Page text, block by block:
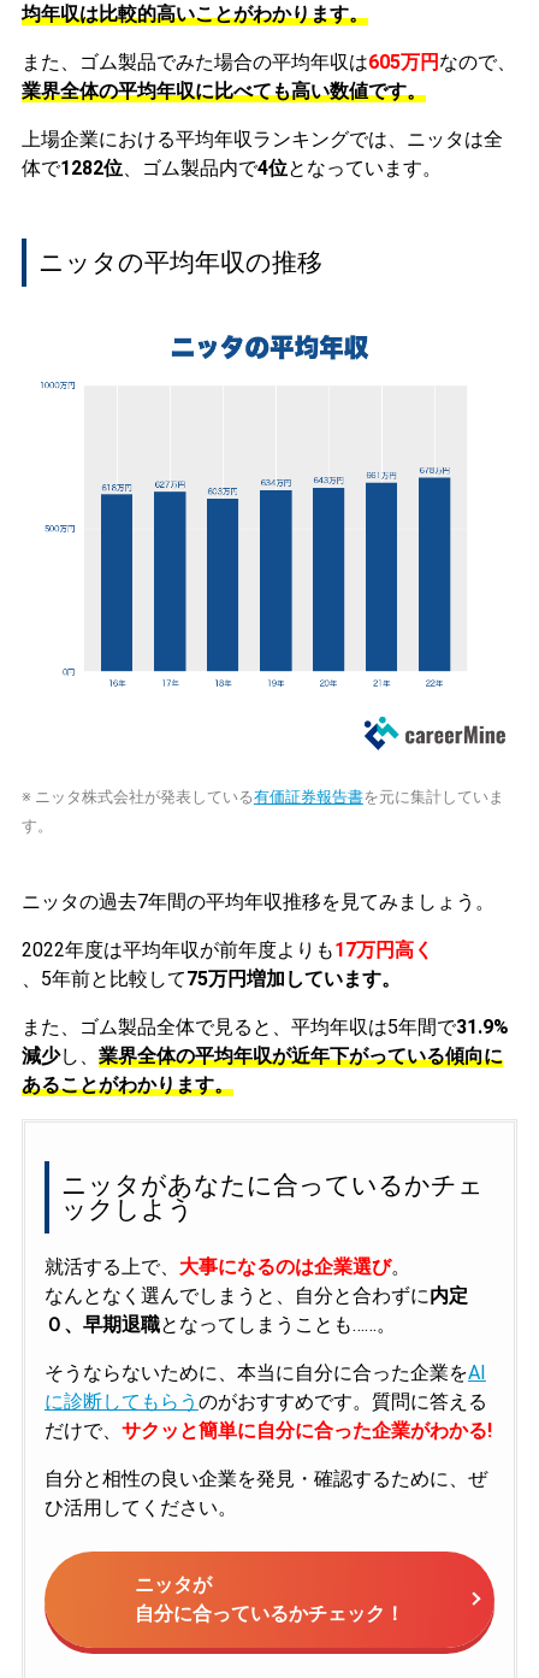
均年収は比較的高いことがわかります。
また、ゴム製品でみた場合の平均年収は605万円 なので、
業界全体の平均年収に比べても高い数値です。
上場企業における平均年収ランキングでは、ニッタは全
体で1282位、ゴム製品内で4位となっています。
ニッタの平均年収の推移
※ ニッタ株式会社が発表している有価証券報告書を元に集計していま
す。
ニッタの過去7年間の平均年収推移を見てみましょう。
2022年度は平均年収が前年度よりも17万円高く
、5年前と比較して75万円増加しています。
また、ゴム製品全体で見ると、平均年収は5年間で31.9%
減少し、 業界全体の平均年収が近年下がっている傾向に
あることがわかります。
ニッタがあなたに合っているかチェ
ックしよう
就活する上で、 大事になるのは企業選び。
なんとなく選んでしまうと、自分と合わずに内定
０、早期退職となってしまうことも……。
そうならないために、本当に自分に合った企業をAI
に診断してもらう のがおすすめです。質問に答える
だけで、 サクッと簡単に自分に合った企業がわかる!
自分と相性の良い企業を発見・確認するために、ぜ
ひ活用してください。
ニッタが
自分に合っているかチェック！